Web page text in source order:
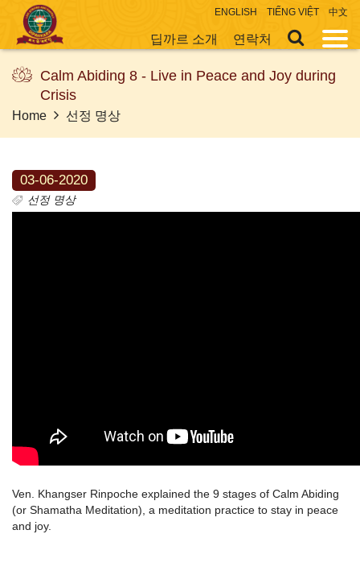
ENGLISH TIẾNG VIỆT 中文
딥까르 소개 연락처
Calm Abiding 8 - Live in Peace and Joy during
Crisis
Home 선정 명상
03-06-2020
선정 명상
Ven. Khangser Rinpoche explained the 9 stages of Calm Abiding
(or Shamatha Meditation), a meditation practice to stay in peace
and joy.